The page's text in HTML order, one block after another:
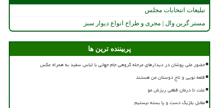
تبلیغات انتخابات مجلس
مستر گرین وال | مجری و طراح انواع دیوار سبز
پربیننده ترین ها
حضور ملی پوشان در دیدارهای مرحله گروهی جام جهانی با لباس سفید به همراه عکس
قلعه نویی و تاج دوستان من هستند
علت تا درمان قطعی ریزش مو
مقابل بلژیک دست و پا بسته نیستیم